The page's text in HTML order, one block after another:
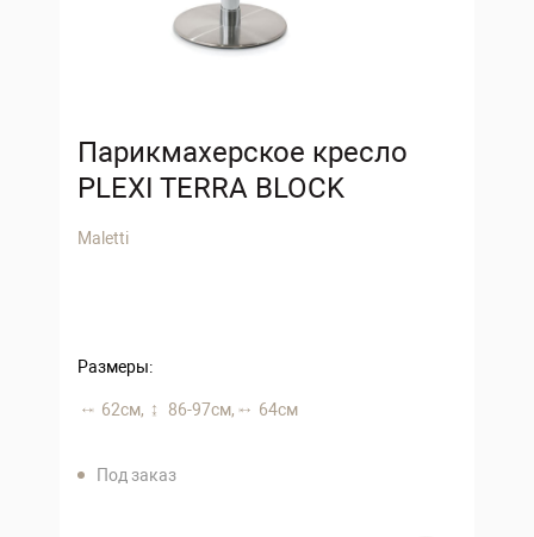
Парикмахерское кресло
PLEXI TERRA BLOCK
Maletti
Размеры:
62 см, 86-97 см, 64 см
Под заказ